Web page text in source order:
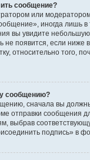
сообщение?
или
иногда лишь
вы увидите
не появится, если
относительно
сообщению?
сначала вы
отправки сообщения
выбрав
подпись» в